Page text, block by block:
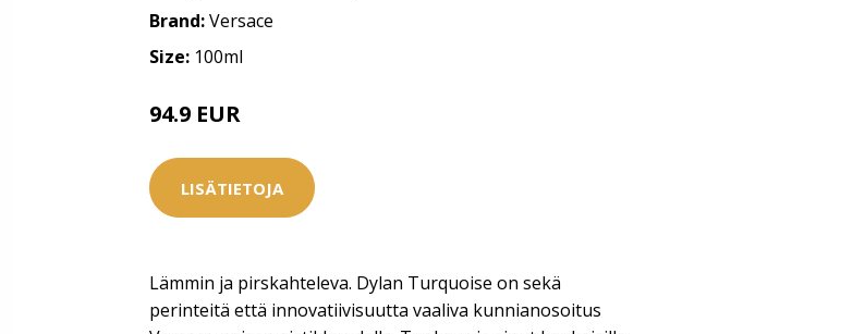
Brand:Versace
Size: 100ml
94.9 EUR
LISÄTIETOJA
Lämmin ja pirskahteleva. Dylan Turquoise on sekä
perinteitä että innovatiivisuutta vaaliva kunnianosoitus